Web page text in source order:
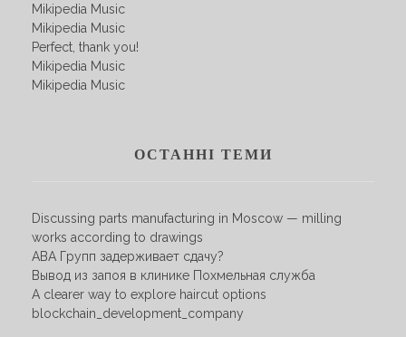
Mikipedia Music
Mikipedia Music
Perfect, thank you!
Mikipedia Music
Mikipedia Music
ОСТАННІ ТЕМИ
Discussing parts manufacturing in Moscow — milling
works according to drawings
АВА Групп задерживает сдачу?
Вывод из запоя в клинике Похмельная служба
A clearer way to explore haircut options
blockchain_development_company